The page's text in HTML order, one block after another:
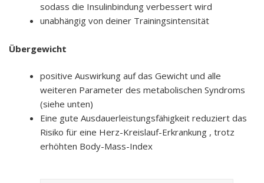
sodass die Insulinbindung verbessert wird
unabhängig von deiner Trainingsintensität
Übergewicht
positive Auswirkung auf das Gewicht und alle
weiteren Parameter des metabolischen Syndroms
(siehe unten)
Eine gute Ausdauerleistungsfähigkeit reduziert das
Risiko für eine Herz-Kreislauf-Erkrankung , trotz
erhöhten Body-Mass-Index